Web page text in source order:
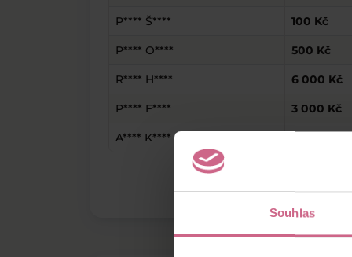
Souhlas
P**** Š**** 100 Kč
P**** O**** 500 Kč
R**** H**** 6 000 Kč
P**** F**** 3 000 Kč
A**** K****